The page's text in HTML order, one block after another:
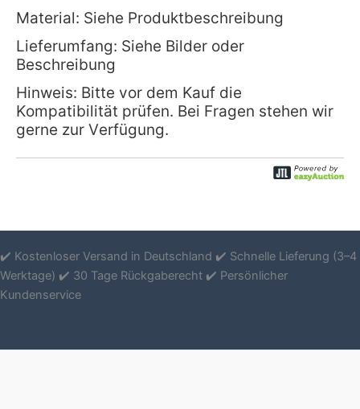
Material: Siehe Produktbeschreibung
Lieferumfang: Siehe Bilder oder
Beschreibung
Hinweis: Bitte vor dem Kauf die
Kompatibilität prüfen. Bei Fragen stehen wir
gerne zur Verfügung.
✔️ Kostenloser Versand in Deutschland ✔️ Schnelle Lieferung (3–4
Werktage) ✔️ 30 Tage Rückgaberecht ✔️ Persönlicher
Kundenservice